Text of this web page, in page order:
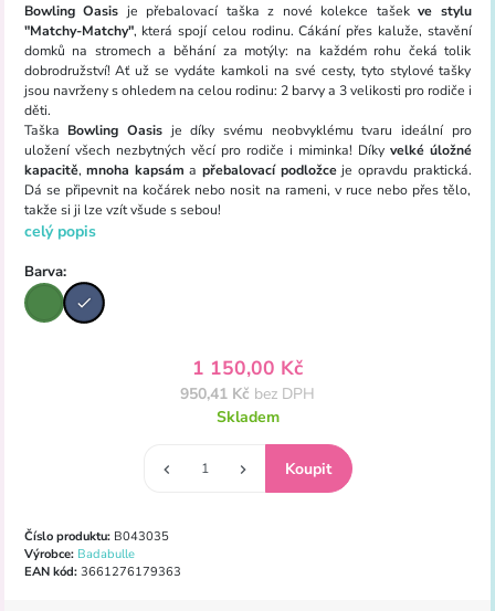
Bowling Oasis je přebalovací taška z nové kolekce tašek ve stylu
"Matchy-Matchy", která spojí celou rodinu. Cákání přes kaluže, stavění
domků na stromech a běhání za motýly: na každém rohu čeká tolik
dobrodružství! Ať už se vydáte kamkoli na své cesty, tyto stylové tašky
jsou navrženy s ohledem na celou rodinu: 2 barvy a 3 velikosti pro rodiče i
děti.
Taška Bowling Oasis je díky svému neobvyklému tvaru ideální pro
uložení všech nezbytných věcí pro rodiče i miminka! Díky velké úložné
kapacitě,mnoha kapsám a přebalovací podložceje opravdu praktická.
Dá se připevnit na kočárek nebo nosit na rameni, v ruce nebo přes tělo,
takže si ji lze vzít všude s sebou!
celý popis
Barva:
1 150,00 Kč
950,41 Kč bez DPH
Skladem
Číslo produktu:B043035
Výrobce: Badabulle
EAN kód:3661276179363